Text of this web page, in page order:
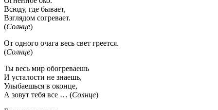
Всюду, где бывает,
Взглядом согревает.
(Солнце)
От одного очага весь свет греется.
(Солнце)
Ты весь мир обогреваешь
И усталости не знаешь,
Улыбаешься в оконце,
А зовут тебя все … (Солнце)